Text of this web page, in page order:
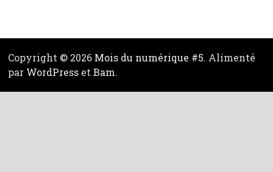
Copyright © 2026 Mois du numérique #5. Alimenté
par WordPressetBam.